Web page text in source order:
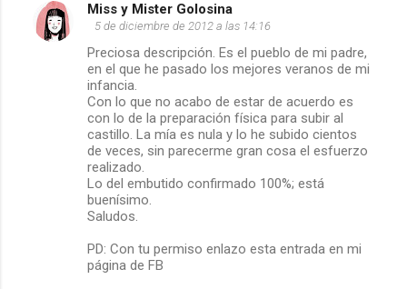
C
Miss y Mister Golosina
5 de diciembre de 2012 a las 14:16
Preciosa descripción. Es el pueblo de mi padre,
en el que he pasado los mejores veranos de mi
infancia.
Con lo que no acabo de estar de acuerdo es
con lo de la preparación física para subir al
castillo. La mía es nula y lo he subido cientos
de veces, sin parecerme gran cosa el esfuerzo
realizado.
Lo del embutido confirmado 100%; está
buenísimo.
Saludos.
PD: Con tu permiso enlazo esta entrada en mi
página de FB